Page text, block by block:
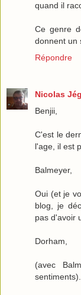
quand il
Ce genre
donnent un
Répondre
Nicolas
Benjii,
C'est le
l'age, il est
Balmeyer,
Oui (et je
blog, je
pas d'avoir
Dorham,
(avec
sentiments).